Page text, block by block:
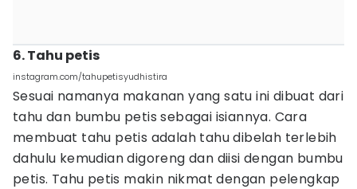
6. Tahu petis
instagram.com/tahupetisyudhistira
Sesuai namanya makanan yang satu ini dibuat dari
tahu dan bumbu petis sebagai isiannya. Cara
membuat tahu petis adalah tahu dibelah terlebih
dahulu kemudian digoreng dan diisi dengan bumbu
petis. Tahu petis makin nikmat dengan pelengkap